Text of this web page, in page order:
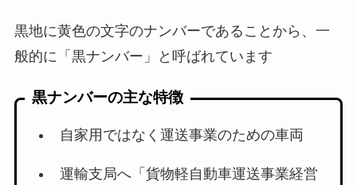
黒地に黄色の文字のナンバーであることから、一
般的に「黒ナンバー」と呼ばれています
黒ナンバーの主な特徴
自家用ではなく運送事業のための車両
運輸支局へ「貨物軽自動車運送事業経営